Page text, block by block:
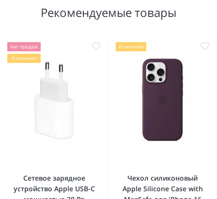
Рекомендуемые товары
Хит продаж
В наличии
Сетевое зарядное
устройство Apple USB-C
В наличии
Чехол силиконовый
Apple Silicone Case with